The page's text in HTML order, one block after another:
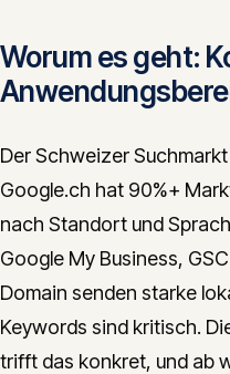
Worum es geht:
Der Schweizer
Google.ch hat 90%+
nach Standort und
Google My Business,
Domain senden starke
Keywords sind kritisch.
trifft das konkret, und ab